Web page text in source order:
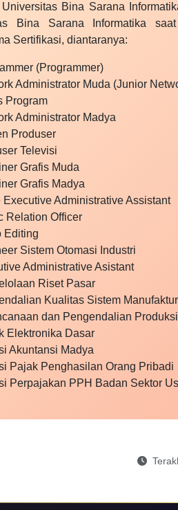
Bina Sarana
Bina Sarana Informatika
Sertifikasi, diantaranya:
(Programmer)
Administrator Muda (Junior
Program
Administrator Madya
Produser
Televisi
Grafis Muda
Grafis Madya
Administrative Assistant
Relation Officer
Editing
Sistem Otomasi Industri
Administrative Asistant
Riset Pasar
Kualitas Sistem Manufaktur
dan Pengendalian Produksi
Elektronika Dasar
Akuntansi Madya
Pajak Penghasilan Orang Pribadi
Perpajakan PPH Badan Sektor